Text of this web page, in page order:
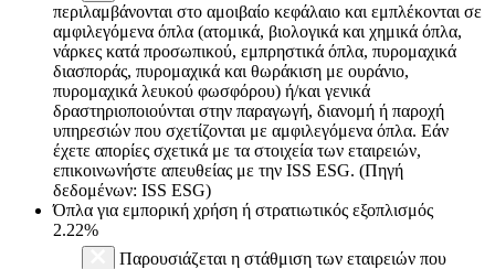
περιλαμβάνονται στο αμοιβαίο κεφάλαιο και εμπλέκονται σε
αμφιλεγόμενα όπλα (ατομικά, βιολογικά και χημικά όπλα,
νάρκες κατά προσωπικού, εμπρηστικά όπλα, πυρομαχικά
διασποράς, πυρομαχικά και θωράκιση με ουράνιο,
πυρομαχικά λευκού φωσφόρου) ή/και γενικά
δραστηριοποιούνται στην παραγωγή, διανομή ή παροχή
υπηρεσιών που σχετίζονται με αμφιλεγόμενα όπλα. Εάν
έχετε απορίες σχετικά με τα στοιχεία των εταιρειών,
επικοινωνήστε απευθείας με την ISS ESG. (Πηγή
δεδομένων: ISS ESG)
Όπλα για εμπορική χρήση ή στρατιωτικός εξοπλισμός
2.22%
Παρουσιάζεται η στάθμιση των εταιρειών που